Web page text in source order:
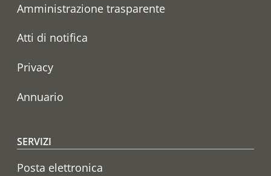
Amministrazione trasparente
Atti di notifica
Privacy
Annuario
SERVIZI
Posta elettronica